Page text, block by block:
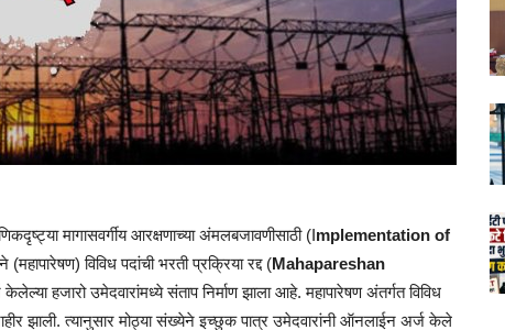
मागासवर्गीय आरक्षणाच्या अंमलबजावणीसाठी (Implementation of
(महापारेषण) विविध पदांची भरती प्रक्रिया रद्द (Mahapareshan
हजारो उमेदवारांमध्ये संताप निर्माण झाला आहे. महापारेषण अंतर्गत विविध
झाली. त्यानुसार मोठ्या संख्येने इच्छुक पात्र उमेदवारांनी ऑनलाईन अर्ज केले